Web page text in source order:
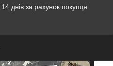
днів за рахунок покупця